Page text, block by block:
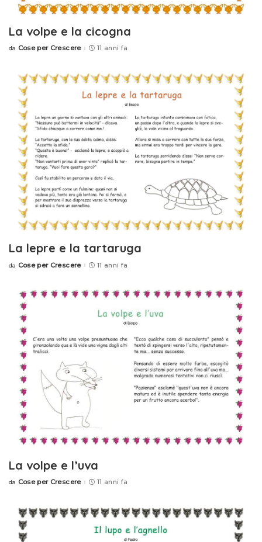
La volpe e la cicogna
Posted
da Cose per Crescere 11 anni fa
La lepre e la tartaruga
Posted
da Cose per Crescere 11 anni fa
La volpe e l’uva
Posted
da Cose per Crescere 11 anni fa